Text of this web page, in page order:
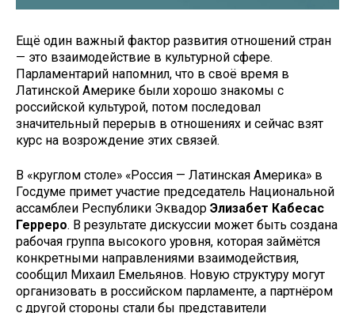
Ещё один важный фактор развития отношений стран
— это взаимодействие в культурной сфере.
Парламентарий напомнил, что в своё время в
Латинской Америке были хорошо знакомы с
российской культурой, потом последовал
значительный перерыв в отношениях и сейчас взят
курс на возрож­дение этих связей.
В «круглом столе» «Россия — Латинская Америка» в
Госдуме примет участие председатель Национальной
ассамблеи Рес­публики Эквадор Элизабет Кабесас
Герреро. В результате дискуссии может быть создана
рабочая группа высокого уровня, которая займётся
конкретными направлениями взаимодействия,
сообщил Михаил Емельянов. Новую структуру могут
организовать в российском парламенте, а партнёром
с другой стороны стали бы представители